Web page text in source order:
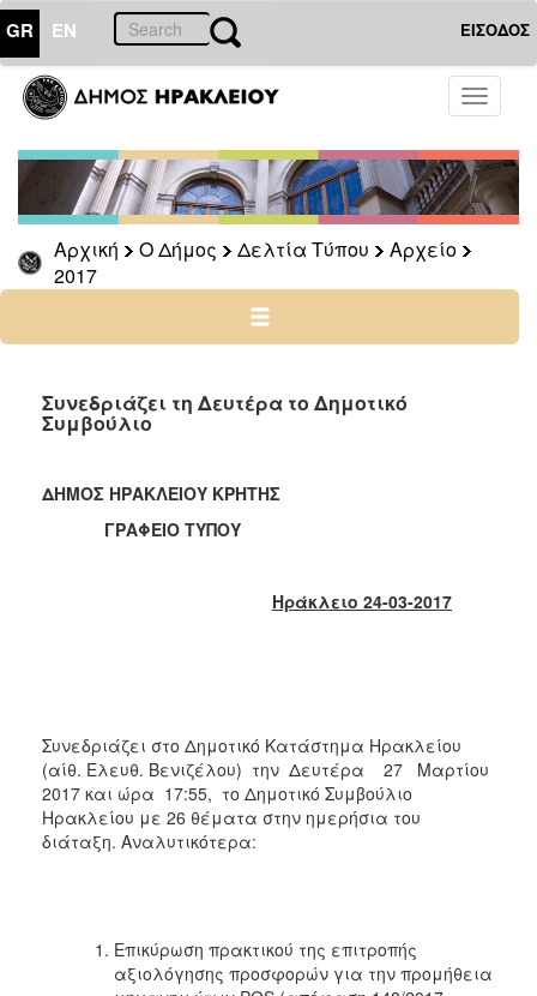
GR EN ΕΙΣΟΔΟΣ
Toggle
Αρχική Ο Δήμος Δελτία Τύπου
Αρχείο
2017
ΔΗΜΟΣ
Δελτία
Τύπου
Αρχείο
2026
2025
2022
2021
2019
2018
2011
2010
2006
Συνεδριάζει τη Δευτέρα το Δημοτικό
Συμβούλιο
ΔΗΜΟΣ ΗΡΑΚΛΕΙΟΥ ΚΡΗΤΗΣ
ΓΡΑΦΕΙΟ ΤΥΠΟΥ
Ηράκλειο 24-03-2017
Συνεδριάζει στο Δημοτικό Κατάστημα Ηρακλείου
(αίθ. Ελευθ. Βενιζέλου) την Δευτέρα 27 Μαρτίου
2017 και ώρα 17:55, το Δημοτικό Συμβούλιο
Ηρακλείου με 26 θέματα στην ημερήσια του
διάταξη. Αναλυτικότερα:
Επικύρωση πρακτικού της επιτροπής
αξιολόγησης προσφορών για την προμήθεια